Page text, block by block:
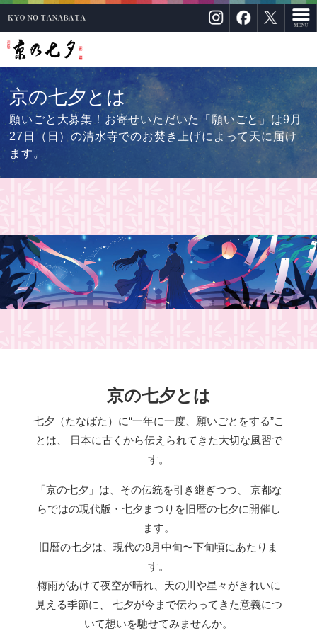
京の七夕とは
願いごと大募集！お寄せいただいた「願いごと」は9月
27日（日）の清水寺でのお焚き上げによって天に届け
ます。
京の七夕とは
七夕（たなばた）に“一年に一度、願いごとをする”こ
とは、
日本に古くから伝えられてきた大切な風習で
す。
「京の七夕」は、その伝統を引き継ぎつつ、
京都な
らではの現代版・七夕まつりを旧暦の七夕に開催し
ます。
旧暦の七夕は、現代の8月中旬〜下旬頃にあたりま
す。
梅雨があけて夜空が晴れ、天の川や星々がきれいに
見える季節に、
七夕が今まで伝わってきた意義につ
いて想いを馳せてみませんか。